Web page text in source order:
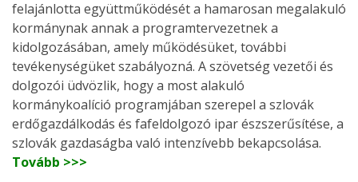
felajánlotta együttműködését a hamarosan megalakuló
kormánynak annak a programtervezetnek a
kidolgozásában, amely működésüket, további
tevékenységüket szabályozná. A szövetség vezetői és
dolgozói üdvözlik, hogy a most alakuló
kormánykoalíció programjában szerepel a szlovák
erdőgazdálkodás és fafeldolgozó ipar észszerűsítése, a
szlovák gazdaságba való intenzívebb bekapcsolása.
Tovább >>>